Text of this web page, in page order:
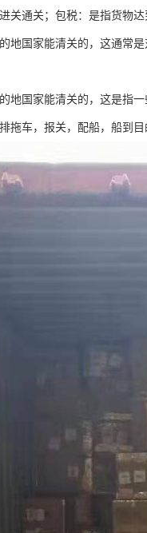
关通关；包税：是指货物达
地国家能清关的，这通常
地国家能清关的，这是指
拖车，报关，配船，船到